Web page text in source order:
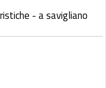
- a savigliano